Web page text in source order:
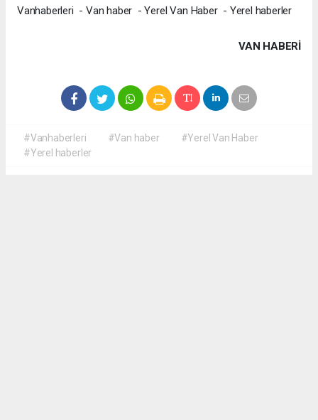
Vanhaberleri - Van haber - Yerel Van Haber - Yerel haberler
VAN HABERİ
#Vanhaberleri #Van haber
#Yerel Van Haber
#Yerel haberler